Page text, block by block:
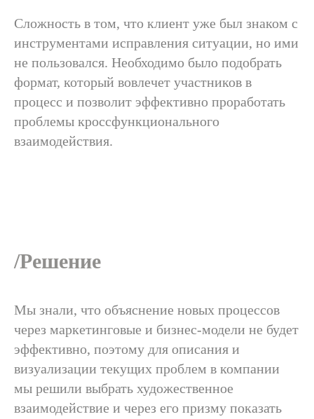
Сложность в том, что клиент уже был знаком с
инструментами исправления ситуации, но ими
не пользовался. Необходимо было подобрать
формат, который вовлечет участников в
процесс и позволит эффективно проработать
проблемы кроссфункционального
взаимодействия.
/Решение
Мы знали, что объяснение новых процессов
через маркетинговые и бизнес-модели не будет
эффективно, поэтому для описания и
визуализации текущих проблем в компании
мы решили выбрать художественное
взаимодействие и через его призму показать